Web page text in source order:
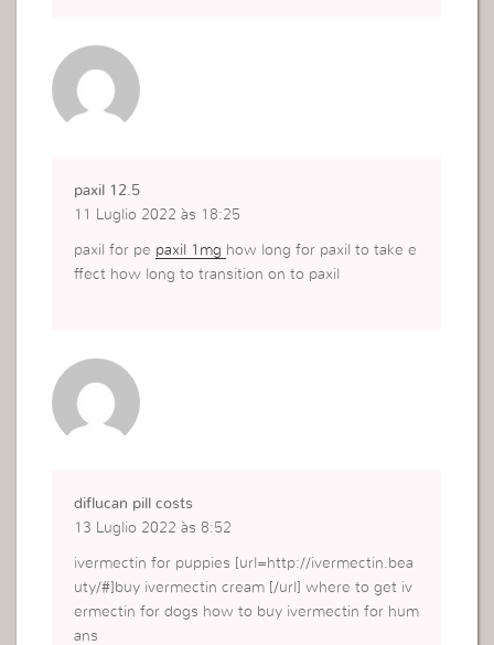
paxil 12.5
11 Luglio 2022 às 18:25
paxil for pe paxil 1mg how long for paxil to take e
ffect how long to transition on to paxil
diflucan pill costs
13 Luglio 2022 às 8:52
ivermectin for puppies [url=http://ivermectin.bea
uty/#]buy ivermectin cream [/url] where to get iv
ermectin for dogs how to buy ivermectin for hum
ans